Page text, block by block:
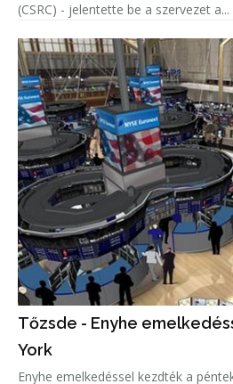
(CSRC) - jelentette be a szervezet a...
Tőzsde - Enyhe
York
Enyhe emelkedéssel kezdték a